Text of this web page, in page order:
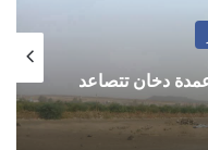
دخان تتصاعد